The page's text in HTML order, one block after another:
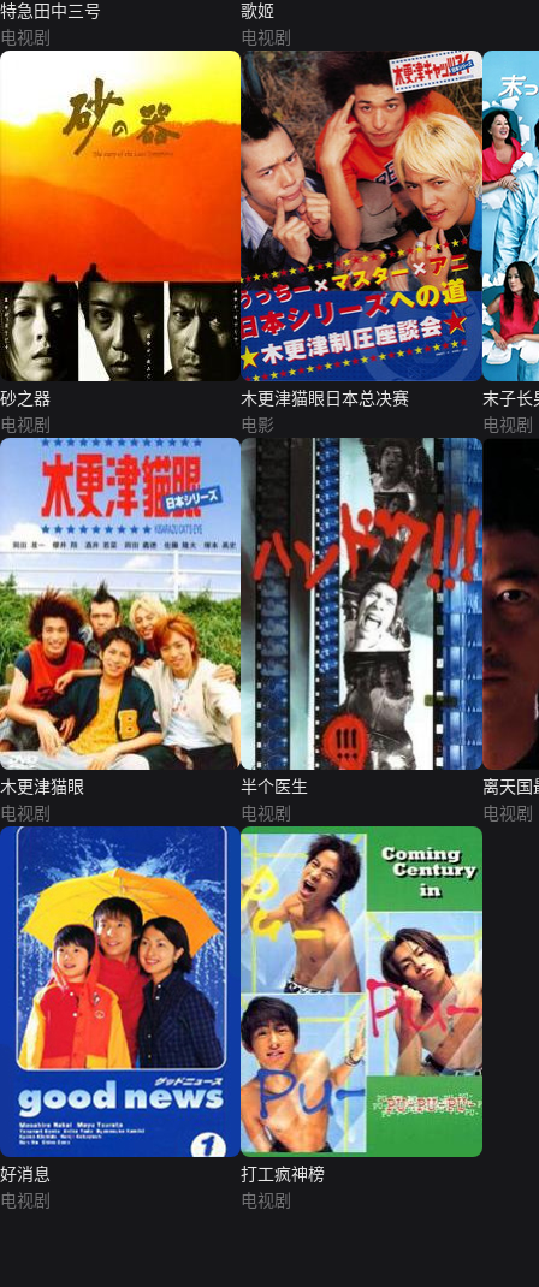
特急田中三号
电视剧
歌姬
电视剧
砂之器
电视剧
木更津猫眼日本总决赛
电影
末子长
电视剧
木更津猫眼
电视剧
半个医生
电视剧
离天国
电视剧
好消息
电视剧
打工疯神榜
电视剧